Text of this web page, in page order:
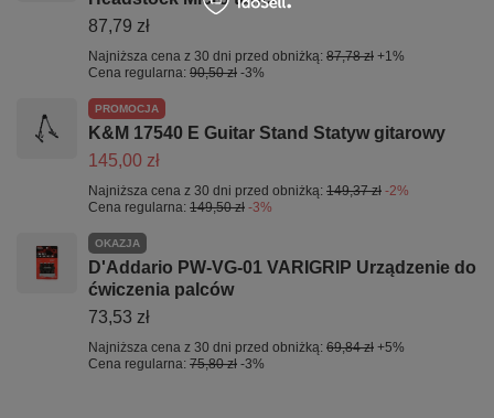
87,79 zł
Najniższa cena z 30 dni przed obniżką: 87,78 zł +1%
Cena regularna: 90,50 zł -3%
PROMOCJA
K&M 17540 E Guitar Stand Statyw gitarowy
145,00 zł
Najniższa cena z 30 dni przed obniżką: 149,37 zł -2%
Cena regularna: 149,50 zł -3%
OKAZJA
D'Addario PW-VG-01 VARIGRIP Urządzenie do
ćwiczenia palców
73,53 zł
Najniższa cena z 30 dni przed obniżką: 69,84 zł +5%
Cena regularna: 75,80 zł -3%